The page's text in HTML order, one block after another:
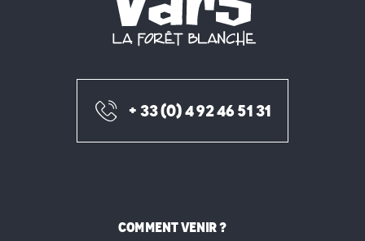
+ 33 (0) 4 92 46 51 31
COMMENT VENIR ?